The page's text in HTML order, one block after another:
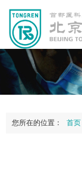
您所在的位置： 首页